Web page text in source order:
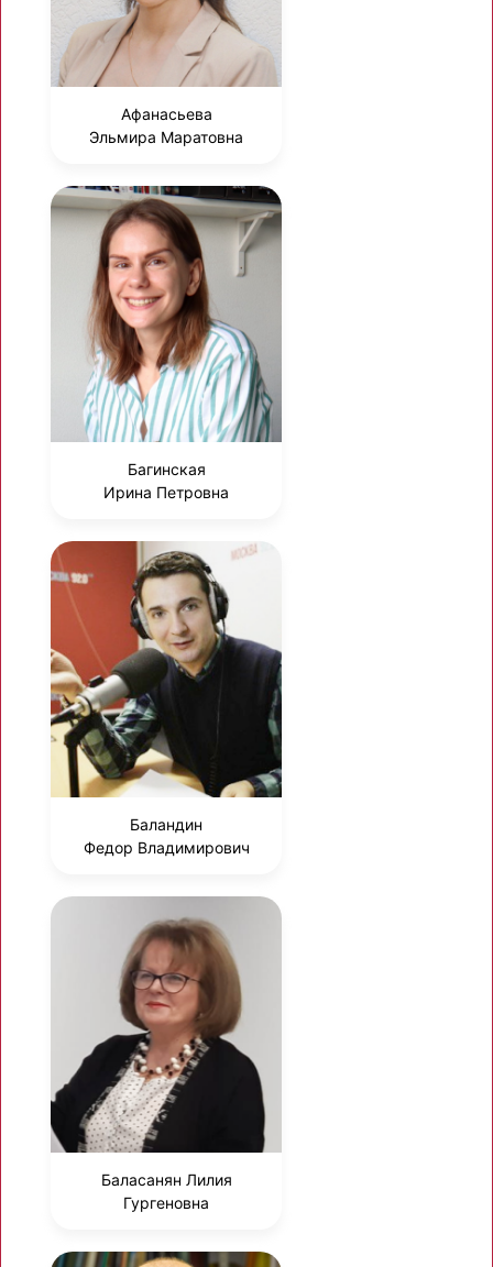
Афанасьева
Эльмира Маратовна
Багинская
Ирина Петровна
Баландин
Федор Владимирович
Баласанян Лилия
Гургеновна